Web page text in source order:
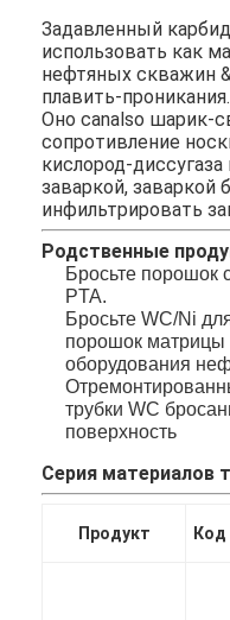
О нас
Экскурсия по заводу
Контроль качества
Свяжитесь с нами
Поговорите сейчас
Брошенный
Порошок карбида
Термальные
Задавленный
использовать как
нефтяных скважин
плавить-проникания.
Оно canalso шарик-
сопротивление
кислород-
заваркой, заваркой
инфильтрировать
Родственные
Бросьте порошок
PTA.
Бросьте WC/Ni
порошок матрицы
оборудования
трубки WC
поверхность
Серия материалов
Продукт Код